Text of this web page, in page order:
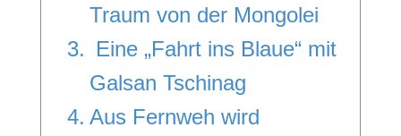
Traum von der Mongolei
Eine „Fahrt ins Blaue“ mit
Galsan Tschinag
Aus Fernweh wird